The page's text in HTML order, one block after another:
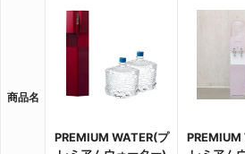
商品名
PREMIUM WATER(プ
PREMIUM